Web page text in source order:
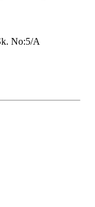
No:5/A